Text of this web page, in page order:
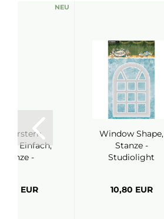
NEU
Einfach,
Stanze -
EUR
Window Shape,
Stanze -
Studiolight
10,80 EUR